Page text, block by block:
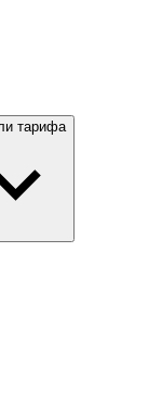
тарифа